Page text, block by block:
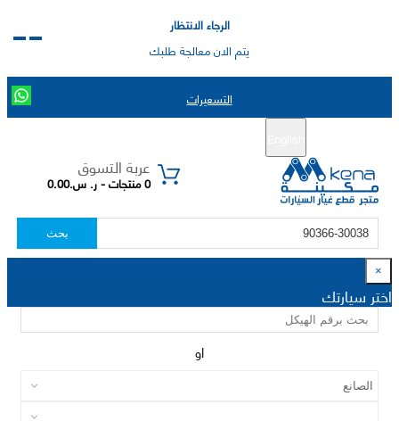
الرجاء الانتظار
يتم الان معالجة طلبك
التسعيرات
عربة التسوق
0 منتجات - ر. س.0.00
بحث
×
اختر سيارتك
او